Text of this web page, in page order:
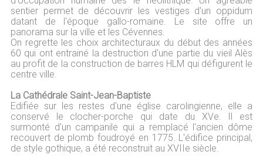
sentier permet de découvrir les vestiges d'un oppidum
datant de l'époque gallo-romaine. Le site offre un
panorama sur la ville et les Cévennes.
On regrette les choix architecturaux du début des années
60 qui ont entrainé la destruction d'une partie du vieil Alès
au profit de la construction de barres HLM qui défigurent le
centre ville.
La Cathédrale Saint-Jean-Baptiste
Edifiée sur les restes d'une église carolingienne, elle a
conservé le clocher-porche qui date du XVe. Il est
surmonté d'un campanile qui a remplacé l'ancien dôme
recouvert de plomb foudroyé en 1775. L'édifice principal,
de style gothique, a été reconstruit au XVIIe siècle.